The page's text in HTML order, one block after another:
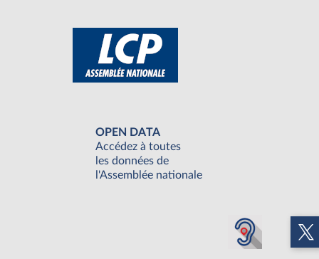
OPEN DATA
Accédez à toutes
les données de
l'Assemblée nationale